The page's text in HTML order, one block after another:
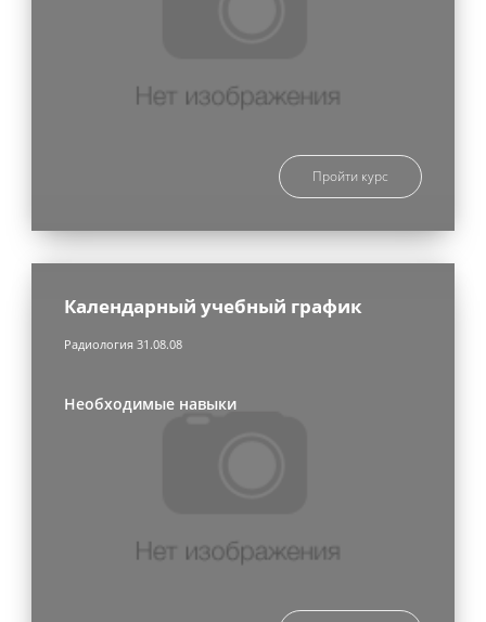
Пройти курс
Календарный учебный график
Радиология 31.08.08
Необходимые навыки